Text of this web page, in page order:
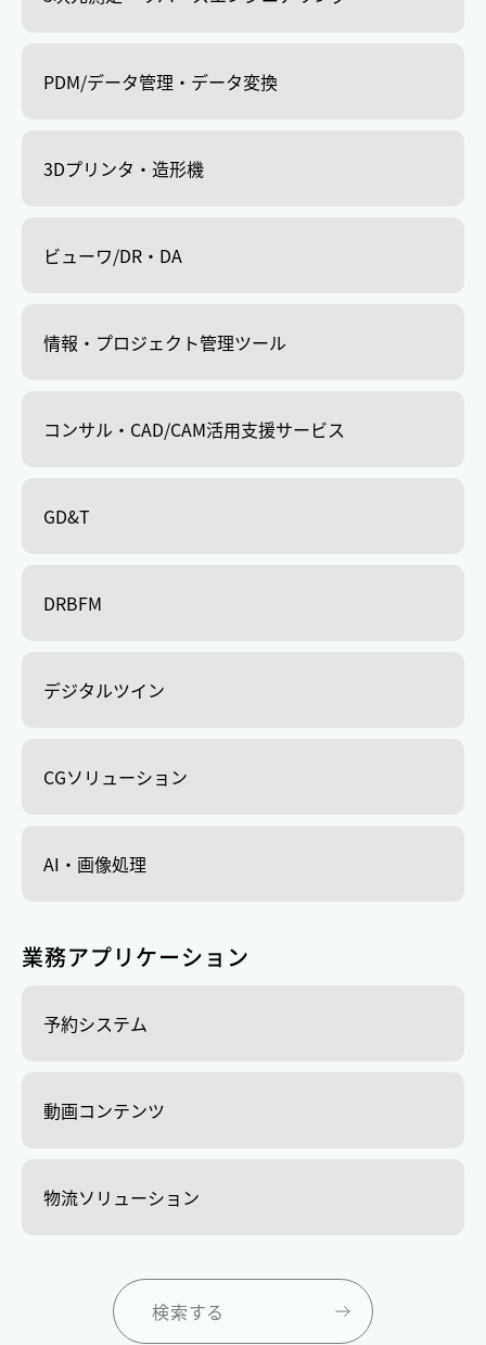
PDM/データ管理・データ変換
3Dプリンタ・造形機
ビューワ/DR・DA
情報・プロジェクト管理ツール
コンサル・CAD/CAM活用支援サービス
GD&T
DRBFM
デジタルツイン
CGソリューション
AI・画像処理
業務アプリケーション
予約システム
動画コンテンツ
物流ソリューション
検索する